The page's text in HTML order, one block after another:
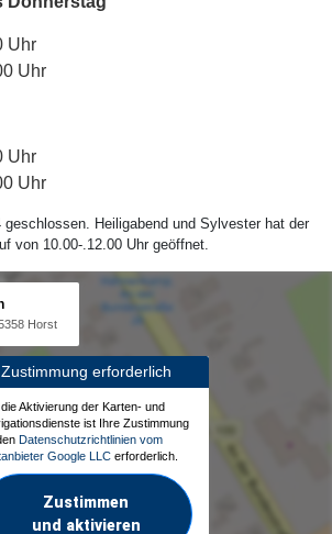
Uhr
Uhr
Uhr
Uhr
Heiligabend und Sylvester hat der
von 10.00-.12.00 Uhr geöffnet.
Horst
Zustimmung erforderlich
Aktivierung der Karten- und
ist Ihre Zustimmung
Datenschutzrichtlinien vom
Google LLC erforderlich.
Zustimmen
und aktivieren